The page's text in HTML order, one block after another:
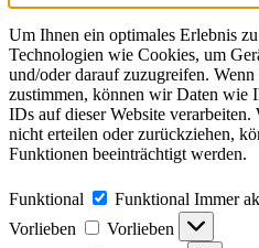
Um Ihnen ein optimales Erlebnis
Technologien wie Cookies, um
und/oder darauf zuzugreifen.
zustimmen, können wir Daten wie
IDs auf dieser Website
nicht erteilen oder zurückziehen,
Funktionen beeinträchtigt werden.
Funktional Funktional Immer
Vorlieben
Vorlieben